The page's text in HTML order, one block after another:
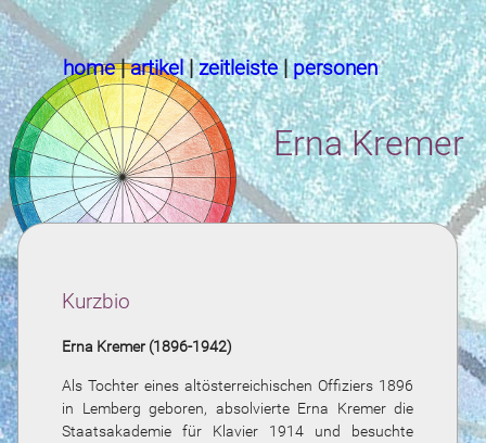
home|artikel|zeitleiste|personen
Erna Kremer
Kurzbio
Erna Kremer (1896-1942)
Als Tochter eines altösterreichischen Offiziers 1896
in Lemberg geboren, absolvierte Erna Kremer die
Staatsakademie für Klavier 1914 und besuchte